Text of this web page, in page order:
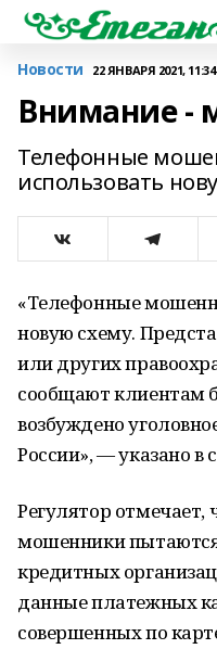
Новости 22 ЯНВАРЯ 2021, 11:34
Внимание -
Телефонные
использовать
«Телефонные
новую схему.
или других
сообщают клиентам
возбуждено
России», — указано в
Регулятор отмечает,
мошенники
кредитных
данные платежных
совершенных по